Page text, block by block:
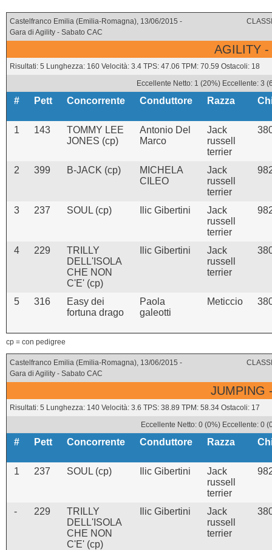
Castelfranco Emilia (Emilia-Romagna), 13/06/2015 -
Gara di Agility - Sabato CAC
AGILITY -
Risultati: 5 Lunghezza: 160 Velocità: 3.4 TPS: 47.06 TPM: 70.59 Ostacoli: 18
Eccellente Netto: 1 (20%) Eccellente: 3
# Pett Concorrente Conduttore Razza
1 143
TOMMY LEE
JONES (cp)
Antonio Del
Marco
Jack
russell
terrier
2 399 B-JACK (cp)
MICHELA
CILEO
Jack
russell
terrier
3 237 SOUL (cp) Ilic Gibertini
Jack
russell
terrier
4 229
TRILLY
DELL'ISOLA
CHE NON
C'E' (cp)
Ilic Gibertini
Jack
russell
terrier
5 316
Easy dei
fortuna drago
Paola
galeotti
Meticcio
cp = con pedigree
Castelfranco Emilia (Emilia-Romagna), 13/06/2015 -
Gara di Agility - Sabato CAC
JUMPING
Risultati: 5 Lunghezza: 140 Velocità: 3.6 TPS: 38.89 TPM: 58.34 Ostacoli: 17
Eccellente Netto: 0 (0%) Eccellente: 0
# Pett Concorrente Conduttore Razza
1 237 SOUL (cp) Ilic Gibertini
Jack
russell
terrier
- 229
TRILLY
DELL'ISOLA
CHE NON
C'E' (cp)
Ilic Gibertini
Jack
russell
terrier